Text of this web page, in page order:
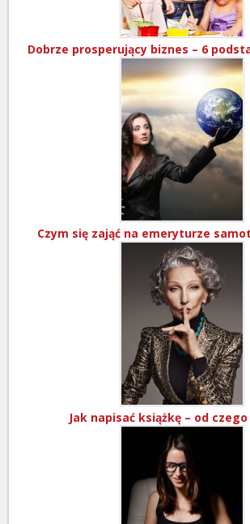
Dobrze prosperujący biznes – 6
Czym się zająć na emeryturze
Jak napisać książkę – od czego